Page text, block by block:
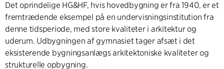
Det oprindelige HG&HF, hvis hovedbygning er fra 1940, er et
fremtrædende eksempel på en undervisningsinstitution fra
denne tidsperiode, med store kvaliteter i arkitektur og
uderum. Udbygningen af gymnasiet tager afsæt i det
eksisterende bygningsanlægs arkitektoniske kvaliteter og
strukturelle opbygning.